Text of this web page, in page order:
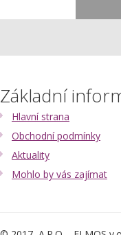
Základní
Hlavní strana
Obchodní podmínky
Aktuality
Mohlo by vás zajímat